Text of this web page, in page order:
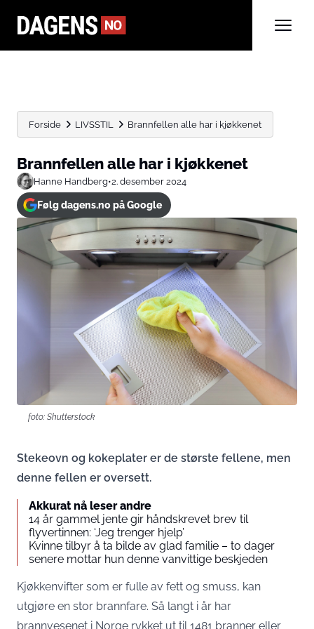
Forside LIVSSTIL Brannfellen alle har i kjøkkenet
Brannfellen alle har i kjøkkenet
Hanne Handberg•2. desember 2024
Følg dagens.no på Google
foto: Shutterstock
Stekeovn og kokeplater er de største fellene, men
denne fellen er oversett.
Akkurat nå leser andre
14 år gammel jente gir håndskrevet brev til
flyvertinnen: ‘Jeg trenger hjelp’
Kvinne tilbyr å ta bilde av glad familie – to dager
senere mottar hun denne vanvittige beskjeden
Kjøkkenvifter som er fulle av fett og smuss, kan
utgjøre en stor brannfare. Så langt i år har
brannvesenet i Norge rykket ut til 1481 branner eller